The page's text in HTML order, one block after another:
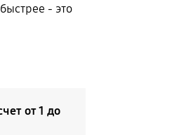
- это
от 1 до